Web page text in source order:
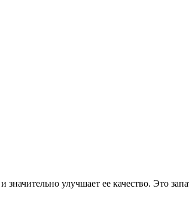
улучшает ее качество. Это